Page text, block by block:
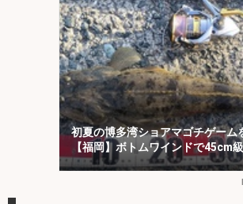
初夏の博多湾ショアマゴチゲーム
【福岡】ボトムワインドで45cm
ッチ！